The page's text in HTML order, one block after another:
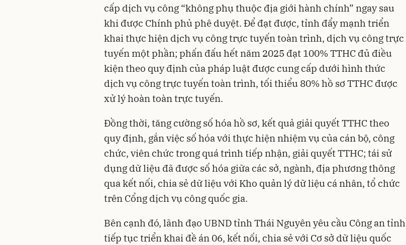
cấp dịch vụ công “không phụ thuộc địa giới hành chính” ngay sau
khi được Chính phủ phê duyệt. Để đạt được, tỉnh đẩy mạnh triển
khai thực hiện dịch vụ công trực tuyến toàn trình, dịch vụ công trực
tuyến một phần; phấn đấu hết năm 2025 đạt 100% TTHC đủ điều
kiện theo quy định của pháp luật được cung cấp dưới hình thức
dịch vụ công trực tuyến toàn trình, tối thiểu 80% hồ sơ TTHC được
xử lý hoàn toàn trực tuyến.
Đồng thời, tăng cường số hóa hồ sơ, kết quả giải quyết TTHC theo
quy định, gắn việc số hóa với thực hiện nhiệm vụ của cán bộ, công
chức, viên chức trong quá trình tiếp nhận, giải quyết TTHC; tái sử
dụng dữ liệu đã được số hóa giữa các sở, ngành, địa phương thông
qua kết nối, chia sẻ dữ liệu với Kho quản lý dữ liệu cá nhân, tổ chức
trên Cổng dịch vụ công quốc gia.
Bên cạnh đó, lãnh đạo UBND tỉnh Thái Nguyên yêu cầu Công an tỉnh
tiếp tục triển khai đề án 06, kết nối, chia sẻ với Cơ sở dữ liệu quốc